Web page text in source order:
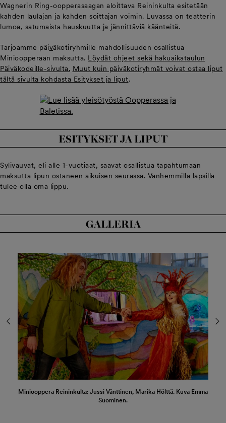
Wagnerin Ring-oopperasaagan aloittava Reininkulta esitetään
kahden laulajan ja kahden soittajan voimin. Luvassa on teatterin
lumoa, satumaista hauskuutta ja jännittäviä käänteitä.
Tarjoamme päiväkotiryhmille mahdollisuuden osallistua
Minioopperaan maksutta. Löydät ohjeet sekä hakuaikataulun
Päiväkodeille-sivulta. Muut kuin päiväkotiryhmät voivat ostaa liput
tältä sivulta kohdasta Esitykset ja liput.
ESITYKSET JA LIPUT
Sylivauvat, eli alle 1-vuotiaat, saavat osallistua tapahtumaan
maksutta lipun ostaneen aikuisen seurassa. Vanhemmilla lapsilla
tulee olla oma lippu.
GALLERIA
Miniooppera Reininkulta: Jussi Vänttinen, Marika Hölttä. Kuva Emma
Suominen.